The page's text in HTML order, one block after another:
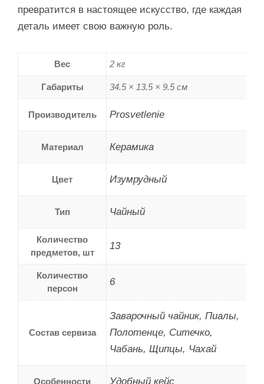
превратится в настоящее искусство, где каждая
деталь имеет свою важную роль.
Вес 2 кг
Габариты 34.5 × 13.5 × 9.5 см
Производитель Prosvetlenie
Материал Керамика
Цвет Изумрудный
Тип Чайный
Количество
предметов, шт
13
Количество
персон
6
Состав сервиза
Заварочный чайник, Пиалы,
Полотенце, Ситечко,
Чабань, Щипцы, Чахай
Особенности Удобный кейс